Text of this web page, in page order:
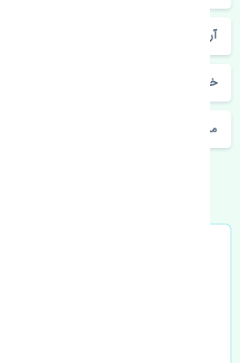
آریون 2012-2013
خرید شلگیر عقب چپ تویوتا آریون 2012-2013 اصلی
مشخصات فنی اتومبیل